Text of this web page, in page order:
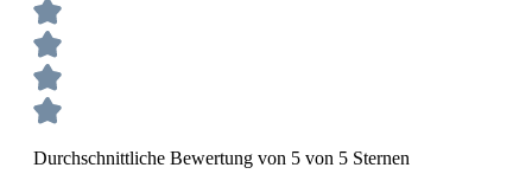
Durchschnittliche Bewertung von 5 von 5 Sternen